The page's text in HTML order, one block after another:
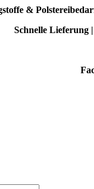
&
Schnelle Lieferung